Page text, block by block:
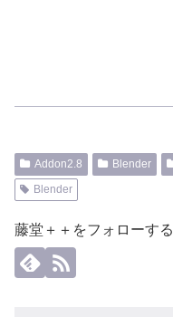
Addon2.8 Blender
Blender
藤堂＋＋をフォローする